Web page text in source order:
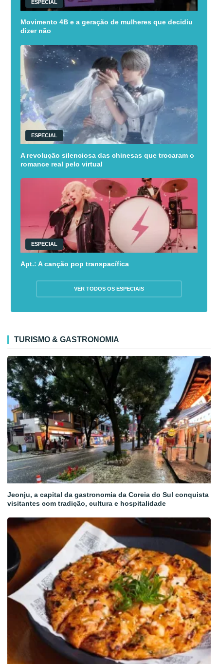
ESPECIAL
Movimento 4B e a geração de mulheres que decidiu
dizer não
ESPECIAL
A revolução silenciosa das chinesas que trocaram o
romance real pelo virtual
ESPECIAL
Apt.: A canção pop transpacífica
VER TODOS OS ESPECIAIS
TURISMO & GASTRONOMIA
Jeonju, a capital da gastronomia da Coreia do Sul conquista
visitantes com tradição, cultura e hospitalidade